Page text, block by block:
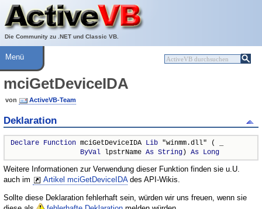
Die Community zu .NET und Classic VB.
Über ActiveVB
Hilfe
Menü
mciGetDeviceIDA
von ActiveVB-Team
Deklaration
Declare Function mciGetDeviceIDA Lib "winmm.dll" ( _
ByVal lpstrName As String) As Long
Weitere Informationen zur Verwendung dieser Funktion finden sie u.U.
auch im
Artikel mciGetDeviceIDAdes API-Wikis.
Sollte diese Deklaration fehlerhaft sein, würden wir uns freuen, wenn sie